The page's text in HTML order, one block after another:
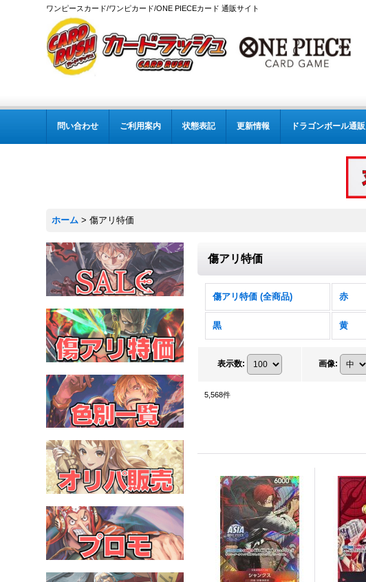
ワンピースカード/ワンピカード/ONE PIECEカード 通販サイト
問い合わせ ご利用案内 状態表記 更新情報 ドラゴンボール通販
ホーム > 傷アリ特価
傷アリ特価
傷アリ特価 (全商品) 赤
黒 黄
表示数: 画像:
5,568件